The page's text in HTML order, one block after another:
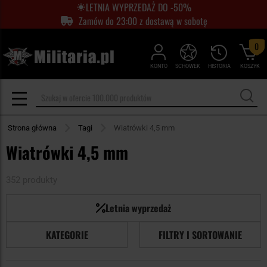
LETNIA WYPRZEDAŻ DO -50%
Zamów do 23:00 z dostawą w sobotę
KONTO HISTORIA
SCHOWEK KOSZYK
0
Strona główna Tagi Wiatrówki 4,5 mm
Wiatrówki 4,5 mm
Letnia wyprzedaż
KATEGORIE
FILTRY I SORTOWANIE